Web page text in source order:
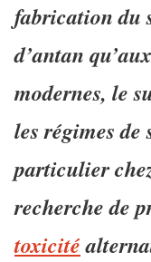
fabrication du
d’antan
modernes, le
les régimes de
particulier
recherche de
toxicité